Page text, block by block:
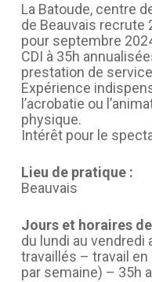
La Batoude, centre
de Beauvais recrute
pour septembre
CDI à 35h
prestation de
Expérience
l’acrobatie ou
physique.
Intérêt pour le
Lieu de pratique :
Beauvais
Jours et horaires
du lundi au
travaillés – travail
par semaine) – 35h